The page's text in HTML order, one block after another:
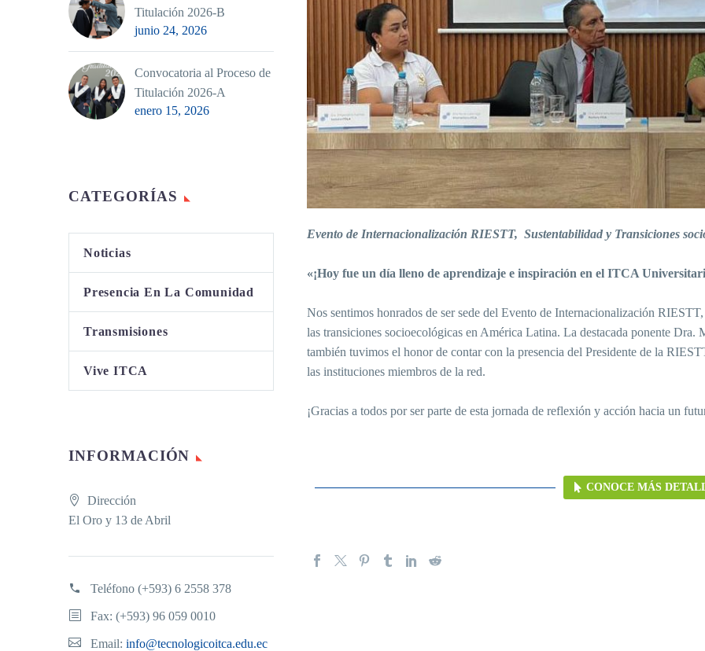
Evento de Internacionalización RIESTT, Sustentabilidad y Transiciones
«¡Hoy fue un día lleno de aprendizaje e inspiración en el ITCA
Nos sentimos honrados de ser sede del Evento de Internacionalización
las transiciones socioecológicas en América Latina. La destacada ponente
también tuvimos el honor de contar con la presencia del Presidente de la
las instituciones miembros de la red.
¡Gracias a todos por ser parte de esta jornada de reflexión y acción hacia un
CONOCE MÁS
Titulación 2026-B
junio 24, 2026
Convocatoria al Proceso de
Titulación 2026-A
enero 15, 2026
CATEGORÍAS
Noticias
Presencia En La Comunidad
Transmisiones
Vive ITCA
INFORMACIÓN
Dirección
El Oro y 13 de Abril
Teléfono (+593) 6 2558 378
Fax: (+593) 96 059 0010
Email: info@tecnologicoitca.edu.ec